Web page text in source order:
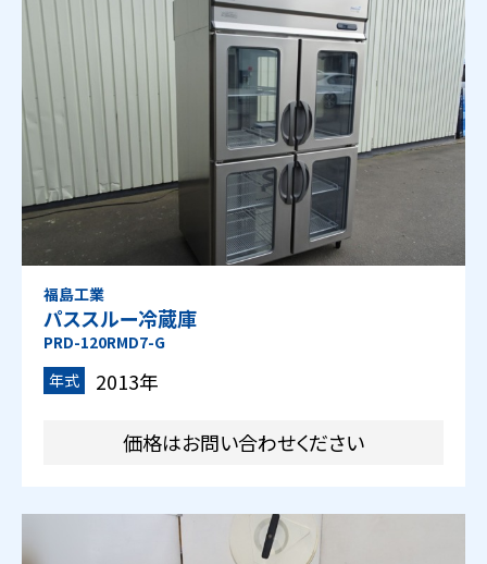
福島工業
パススルー冷蔵庫
PRD-120RMD7-G
年式
2013年
価格はお問い合わせください